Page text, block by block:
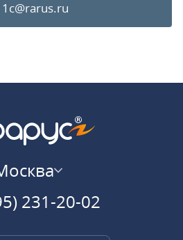
1c@rarus.ru
231-20-02